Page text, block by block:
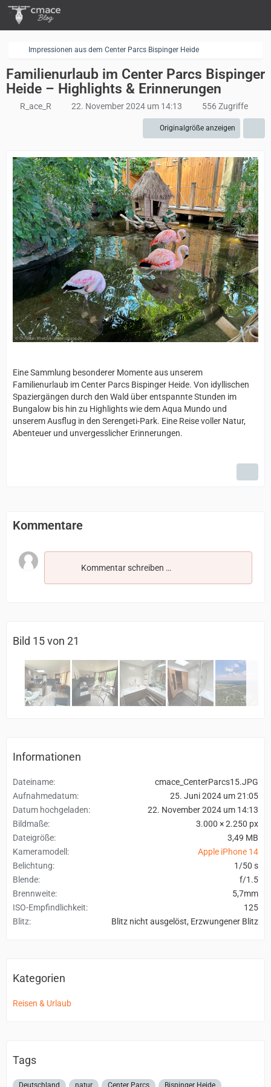
Impressionen aus dem Center Parcs Bispinger Heide
Familienurlaub im Center Parcs Bispinger
Heide – Highlights & Erinnerungen
R_ace_R 22. November 2024 um 14:13 556 Zugriffe
Originalgröße anzeigen
Eine Sammlung besonderer Momente aus unserem
Familienurlaub im Center Parcs Bispinger Heide. Von idyllischen
Spaziergängen durch den Wald über entspannte Stunden im
Bungalow bis hin zu Highlights wie dem Aqua Mundo und
unserem Ausflug in den Serengeti-Park. Eine Reise voller Natur,
Abenteuer und unvergesslicher Erinnerungen.
Kommentare
Kommentar schreiben …
Bild 15 von 21
Informationen
Dateiname
cmace_CenterParcs15.JPG
Aufnahmedatum
25. Juni 2024 um 21:05
Datum hochgeladen
22. November 2024 um 14:13
Bildmaße
3.000 × 2.250 px
Dateigröße
3,49 MB
Kameramodell
Apple iPhone 14
Belichtung
1/50 s
Blende
f/1.5
Brennweite
5,7mm
ISO-Empfindlichkeit
125
Blitz
Blitz nicht ausgelöst, Erzwungener Blitz
Kategorien
Reisen & Urlaub
Tags
Deutschland natur Center Parcs Bispinger Heide